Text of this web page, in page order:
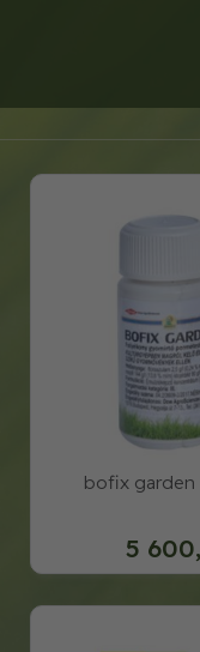
5
bofix garden